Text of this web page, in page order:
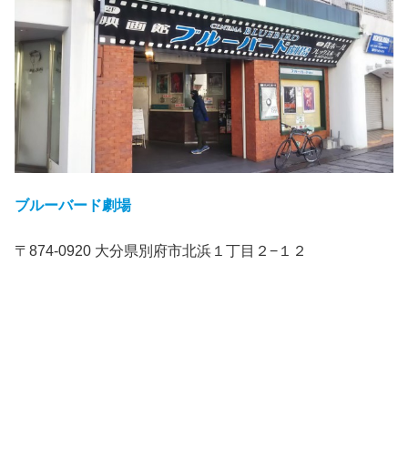
ブルーバード劇場
〒874-0920 大分県別府市北浜１丁目２−１２